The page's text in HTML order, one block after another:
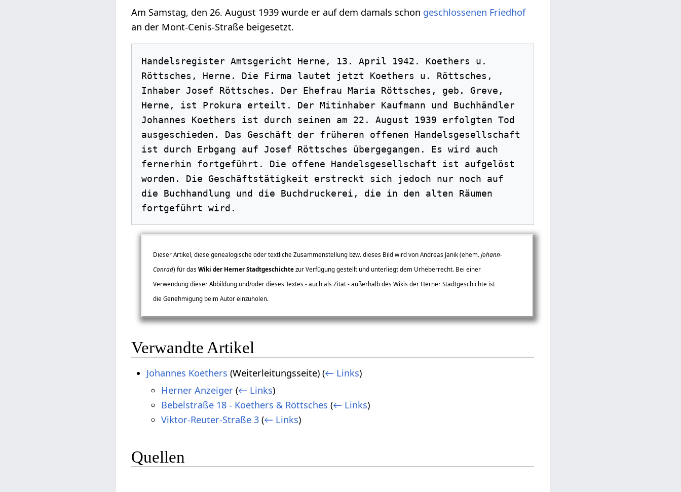
Am Samstag, den 26. August 1939 wurde er auf dem damals schon geschlossenen Friedhof
an der Mont-Cenis-Straße beigesetzt.
Handelsregister Amtsgericht Herne, 13. April 1942. Koethers u.
Röttsches, Herne. Die Firma lautet jetzt Koethers u. Röttsches,
Inhaber Josef Röttsches. Der Ehefrau Maria Röttsches, geb. Greve,
Herne, ist Prokura erteilt. Der Mitinhaber Kaufmann und Buchhändler
Johannes Koethers ist durch seinen am 22. August 1939 erfolgten Tod
ausgeschieden. Das Geschäft der früheren offenen Handelsgesellschaft
ist durch Erbgang auf Josef Röttsches übergegangen. Es wird auch
fernerhin fortgeführt. Die offene Handelsgesellschaft ist aufgelöst
worden. Die Geschäftstätigkeit erstreckt sich jedoch nur noch auf
die Buchhandlung und die Buchdruckerei, die in den alten Räumen
Dieser Artikel, diese genealogische oder textliche Zusammenstellung bzw. dieses Bild wird von Andreas Janik (ehem. Johann-
Conrad) für das Wiki der Herner Stadtgeschichtezur Verfügung gestellt und unterliegt dem Urheberrecht. Bei einer
Verwendung dieser Abbildung und/oder dieses Textes - auch als Zitat - außerhalb des Wikis der Herner Stadtgeschichte ist
die Genehmigung beim Autor einzuholen.
Verwandte Artikel
Johannes Koethers (Weiterleitungsseite) (← Links)
Herner Anzeiger (← Links)
Bebelstraße 18 - Koethers & Röttsches (← Links)
Viktor-Reuter-Straße 3 (← Links)
Quellen